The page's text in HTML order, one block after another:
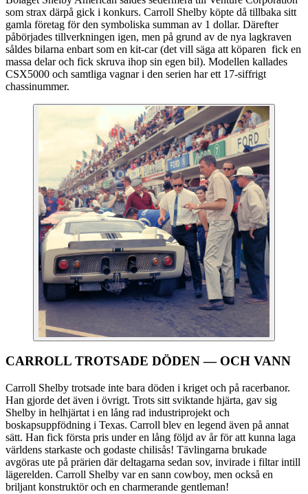
som strax därpå gick i konkurs. Carroll Shelby köpte då tillbaka sitt
gamla företag för den symboliska summan av 1 dollar. Därefter
påbörjades tillverkningen igen, men på grund av de nya lagkraven
såldes bilarna enbart som en kit-car (det vill säga att köparen fick en
massa delar och fick skruva ihop sin egen bil). Modellen kallades
CSX5000 och samtliga vagnar i den serien har ett 17-siffrigt
chassinummer.
CARROLL TROTSADE DÖDEN — OCH VANN
Carroll Shelby trotsade inte bara döden i kriget och på racerbanor.
Han gjorde det även i övrigt. Trots sitt sviktande hjärta, gav sig
Shelby in helhjärtat i en lång rad industriprojekt och
boskapsuppfödning i Texas. Carroll blev en legend även på annat
sätt. Han fick första pris under en lång följd av år för att kunna laga
världens starkaste och godaste chilisås! Tävlingarna brukade
avgöras ute på prärien där deltagarna sedan sov, invirade i filtar intill
lägerelden. Carroll Shelby var en sann cowboy, men också en
briljant konstruktör och en charmerande gentleman!